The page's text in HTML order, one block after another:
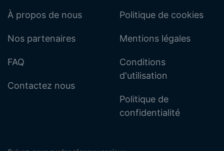
À propos de nous
Nos partenaires
FAQ
Contactez nous
Politique de cookies
Mentions légales
Conditions
d'utilisation
Politique de
confidentialité